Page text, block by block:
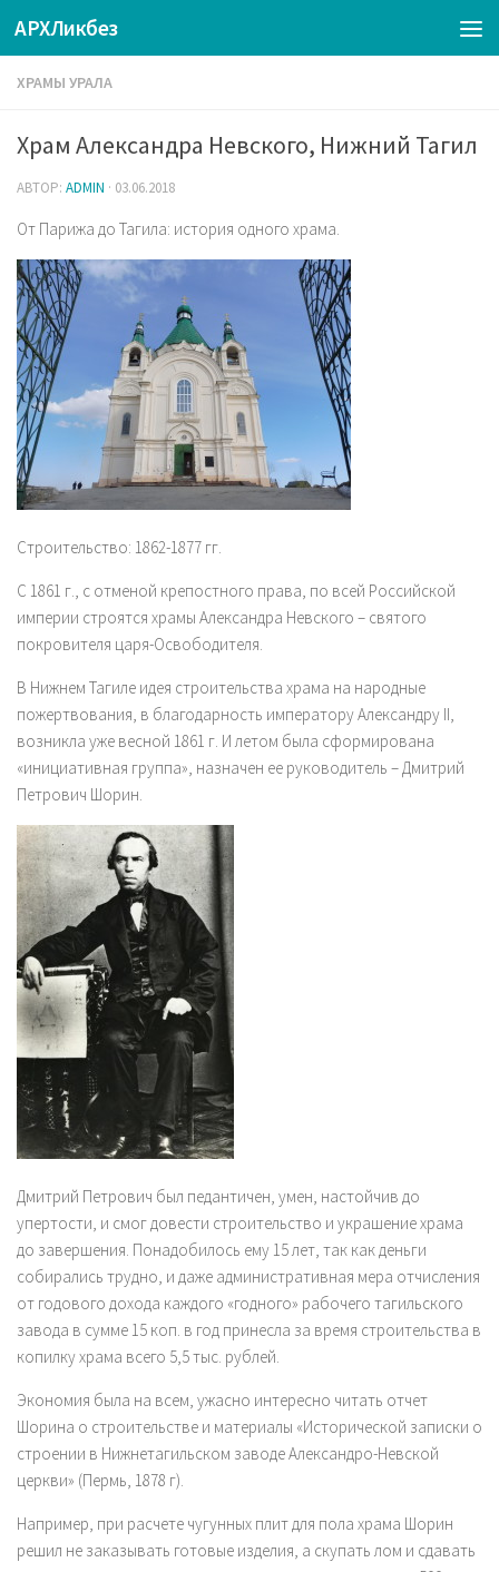
АРХЛикбез
ХРАМЫ УРАЛА
Храм Александра Невского, Нижний Тагил
АВТОР: ADMIN · 03.06.2018
От Парижа до Тагила: история одного храма.
Строительство: 1862-1877 гг.
С 1861 г., с отменой крепостного права, по всей Российской
империи строятся храмы Александра Невского – святого
покровителя царя-Освободителя.
В Нижнем Тагиле идея строительства храма на народные
пожертвования, в благодарность императору Александру II,
возникла уже весной 1861 г. И летом была сформирована
«инициативная группа», назначен ее руководитель – Дмитрий
Петрович Шорин.
Дмитрий Петрович был педантичен, умен, настойчив до
упертости, и смог довести строительство и украшение храма
до завершения. Понадобилось ему 15 лет, так как деньги
собирались трудно, и даже административная мера отчисления
от годового дохода каждого «годного» рабочего тагильского
завода в сумме 15 коп. в год принесла за время строительства в
копилку храма всего 5,5 тыс. рублей.
Экономия была на всем, ужасно интересно читать отчет
Шорина о строительстве и материалы «Исторической записки о
строении в Нижнетагильском заводе Александро-Невской
церкви» (Пермь, 1878 г).
Например, при расчете чугунных плит для пола храма Шорин
решил не заказывать готовые изделия, а скупать лом и сдавать